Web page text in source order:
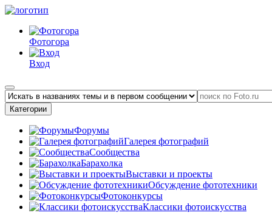
Фотогора
Вход
Категории
Форумы
Галерея фотографий
Сообщества
Барахолка
Выставки и проекты
Обсуждение фототехники
Фотоконкурсы
Классики фотоискусства